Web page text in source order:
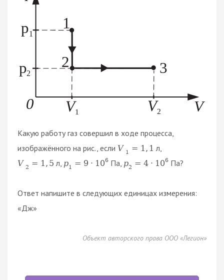
Какую работу газ совершил в ходе процесса,
изображённого на рис., если V 1 = 1 , 1 л,
V 2 = 1 , 5 л, p1 = 9 ⋅ 106 Па, p2 = 4 ⋅ 106Па?
Ответ напишите в следующих единицах измерения:
«Дж»
Объект авторского права ООО «Легион»